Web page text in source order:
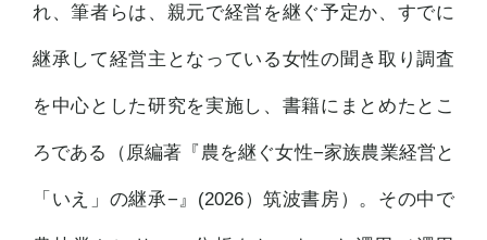
れ、筆者らは、親元で経営を継ぐ予定か、すでに
継承して経営主となっている女性の聞き取り調査
を中心とした研究を実施し、書籍にまとめたとこ
ろである（原編著『農を継ぐ女性−家族農業経営と
「いえ」の継承−』(2026）筑波書房）。その中で